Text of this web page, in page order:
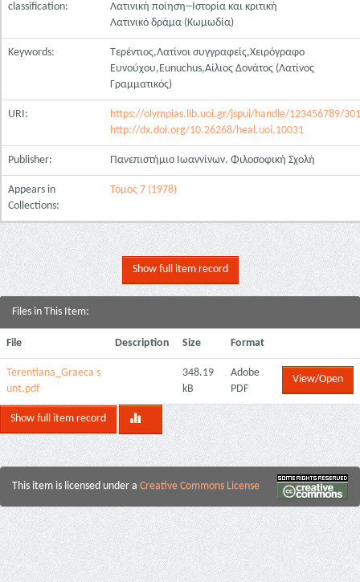
classification:
Λατινική ποίηση--Ιστορία και κριτική
Λατινικό δράμα (Κωμωδία)
Keywords:
Τερέντιος,Λατίνοι συγγραφείς,Χειρόγραφο
Ευνούχου,Eunuchus,Αίλιος Δονάτος (Λατίνος
Γραμματικός)
URI:
https://olympias.lib.uoi.gr/jspui/handle/123456789/
http://dx.doi.org/10.26268/heal.uoi.10031
Publisher: Πανεπιστήμιο Ιωαννίνων. Φιλοσοφική Σχολή
Appears in
Collections:
Τόμος 7 (1978)
Show full item record
Files in This Item:
File Description Size Format
Terentiana_Graeca s
unt.pdf
348.19
kB
Adobe
PDF
View/Open
Show full item record
This item is licensed under a Creative Commons License